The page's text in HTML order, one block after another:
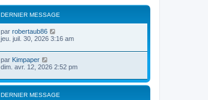
DERNIER MESSAGE
par robertaub86
jeu. juil. 30, 2026 3:16 am
par Kimpaper
dim. avr. 12, 2026 2:52 pm
DERNIER MESSAGE